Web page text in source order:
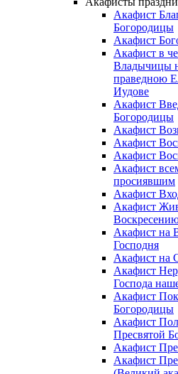
Акафист
Богородицы
Акафист
Акафист в
Владычицы
праведною
Иудове
Акафист
Богородицы
Акафист
Акафист
Акафист
Акафист
просиявшим
Акафист
Акафист
Акафист на
Господня
Акафист на
Акафист
Господа
Акафист
Богородицы
Акафист
Пресвятой
Акафист
Акафист